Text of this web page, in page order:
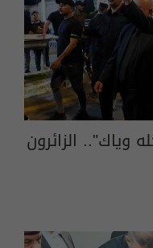
وياك".. الزائرون